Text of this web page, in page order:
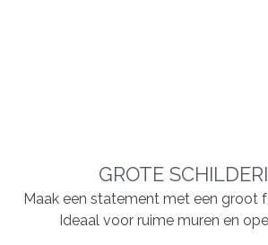
GROTE
Maak een statement met een groot
Ideaal voor ruime muren en